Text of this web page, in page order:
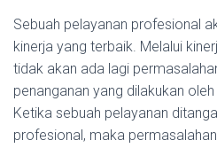
Sebuah pelayanan profesional
kinerja yang terbaik. Melalui
tidak akan ada lagi
penanganan yang dilakukan
Ketika sebuah pelayanan
profesional, maka